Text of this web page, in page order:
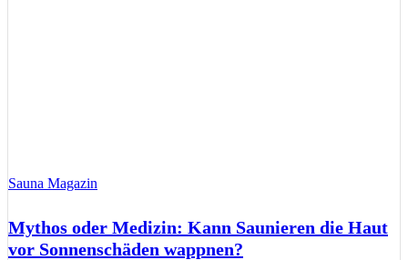
Sauna Magazin
Mythos oder Medizin: Kann Saunieren die Haut
vor Sonnenschäden wappnen?